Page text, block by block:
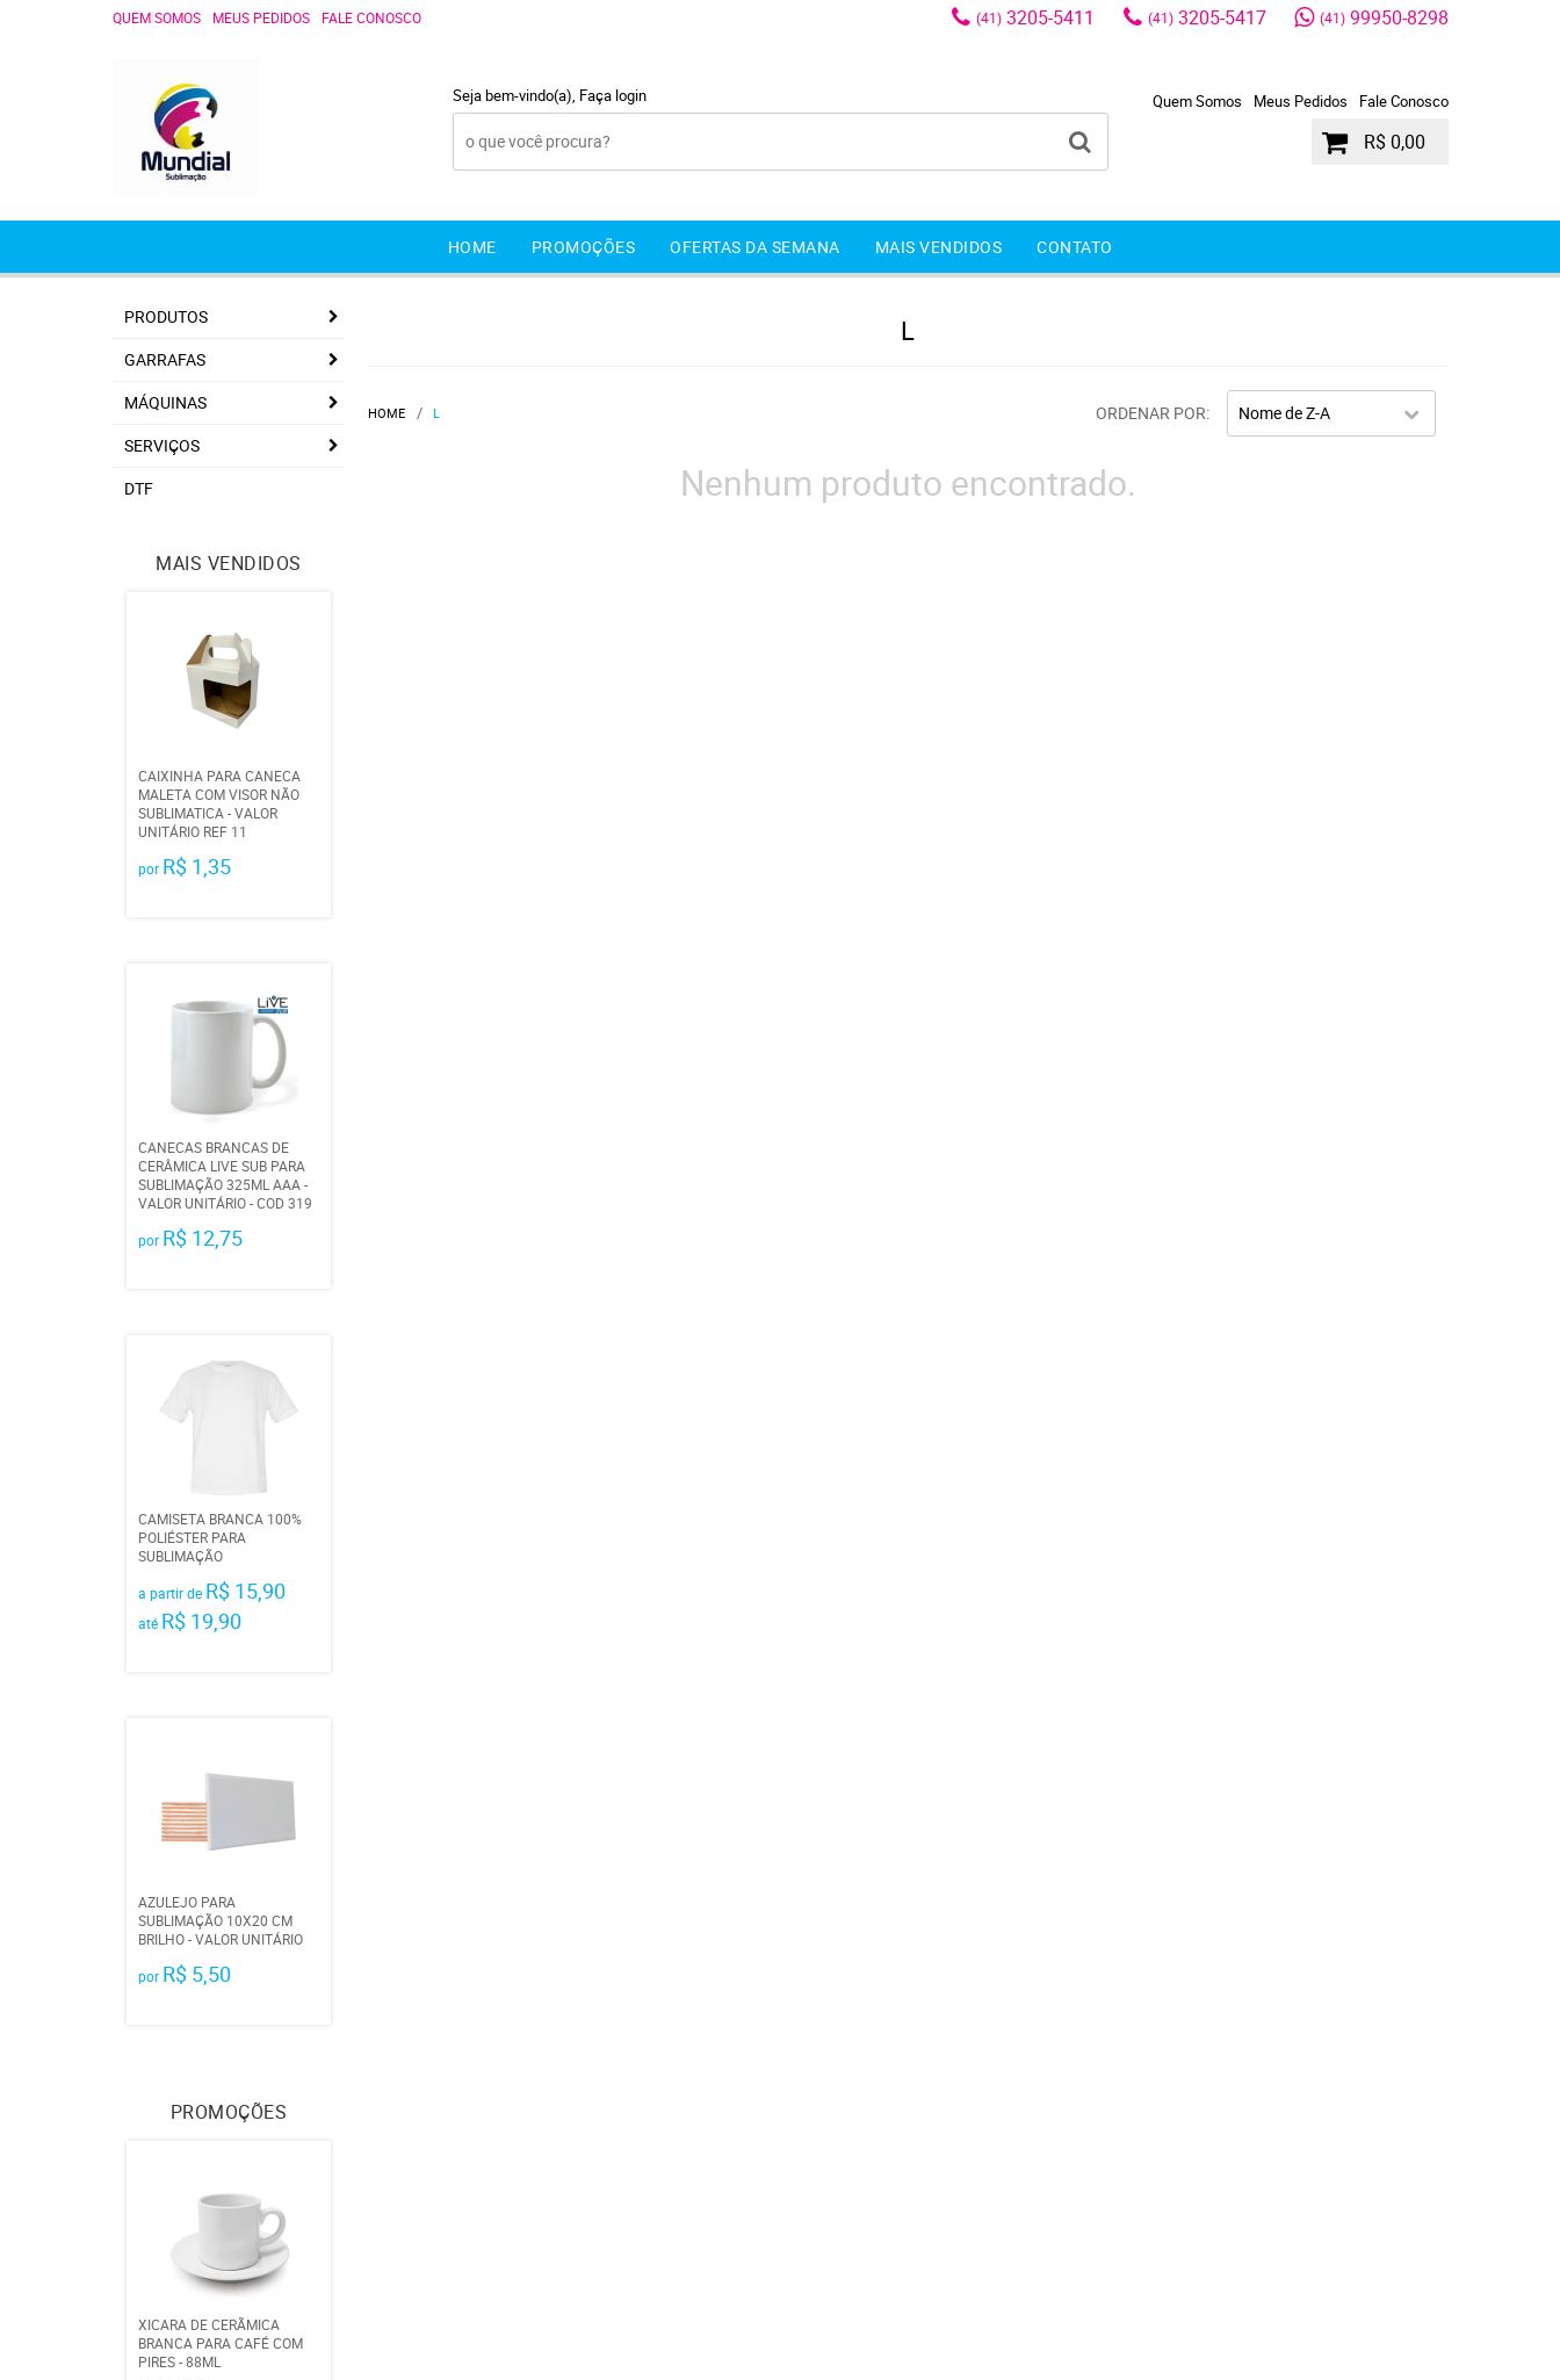
QUEM SOMOS MEUS PEDIDOS FALE CONOSCO (41)3205-5411 (41)3205-5417 (41)99950-8298
Seja bem-vindo(a), Faça login Quem Somos Meus Pedidos Fale Conosco
R$ 0,00
HOME PROMOÇÕES OFERTAS DA SEMANA MAIS VENDIDOS CONTATO
PRODUTOS
GARRAFAS
MÁQUINAS
SERVIÇOS
DTF
MAIS VENDIDOS
CAIXINHA PARA CANECA
MALETA COM VISOR NÃO
SUBLIMATICA - VALOR
UNITÁRIO REF 11
por R$ 1,35
CANECAS BRANCAS DE
CERÂMICA LIVE SUB PARA
SUBLIMAÇÃO 325ML AAA -
VALOR UNITÁRIO - COD 319
por R$ 12,75
CAMISETA BRANCA 100%
POLIÉSTER PARA
SUBLIMAÇÃO
a partir de R$ 15,90
até R$ 19,90
AZULEJO PARA
SUBLIMAÇÃO 10X20 CM
BRILHO - VALOR UNITÁRIO
por R$ 5,50
PROMOÇÕES
XICARA DE CERÃMICA
BRANCA PARA CAFÉ COM
PIRES - 88ML
L
HOME L ORDENAR POR Nome de Z-A
Nenhum produto encontrado.